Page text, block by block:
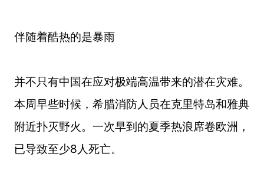
伴随着酷热的是暴雨
并不只有中国在应对极端高温带来的潜在灾难。
本周早些时候，希腊消防人员在克里特岛和雅典
附近扑灭野火。一次早到的夏季热浪席卷欧洲，
已导致至少8人死亡。